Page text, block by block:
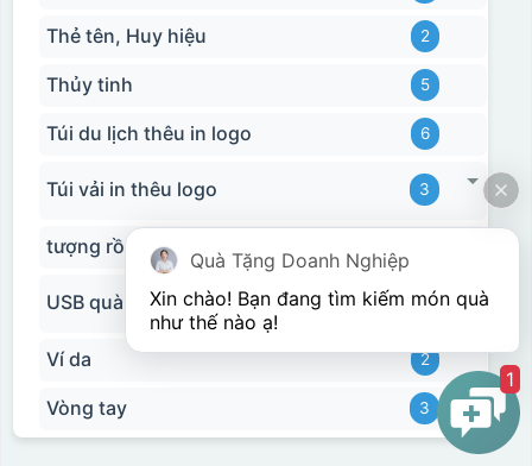
Hộp xi 6 bát cơm
Thẻ tên, Huy hiệu 2
Thủy tinh 5
Túi du lịch thêu in logo 6
Túi vải in thêu logo 3
tượng rồng
USB quà tặng in logo 11
Ví da 2
Vòng tay 3
Quà Tặng Doanh Nghiệp
Xin chào! Bạn đang tìm kiếm món quà
như thế nào ạ!
1